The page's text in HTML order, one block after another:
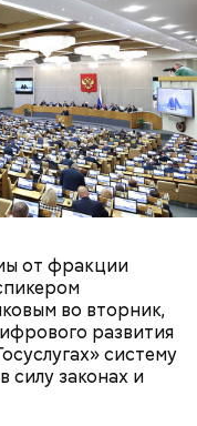
от фракции
во вторник,
развития
систему
силу законах и
назвал
которые
из организма
не есть:
и защищает от
кресс-салат